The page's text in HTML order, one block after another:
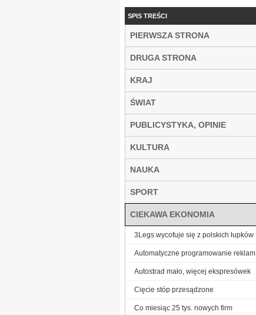
SPIS TREŚCI
PIERWSZA STRONA
DRUGA STRONA
KRAJ
ŚWIAT
PUBLICYSTYKA, OPINIE
KULTURA
NAUKA
SPORT
CIEKAWA EKONOMIA
3Legs wycofuje się z polskich łupków
Automatyczne programowanie reklam
Autostrad mało, więcej ekspresówek
Cięcie stóp przesądzone
Co miesiąc 25 tys. nowych firm